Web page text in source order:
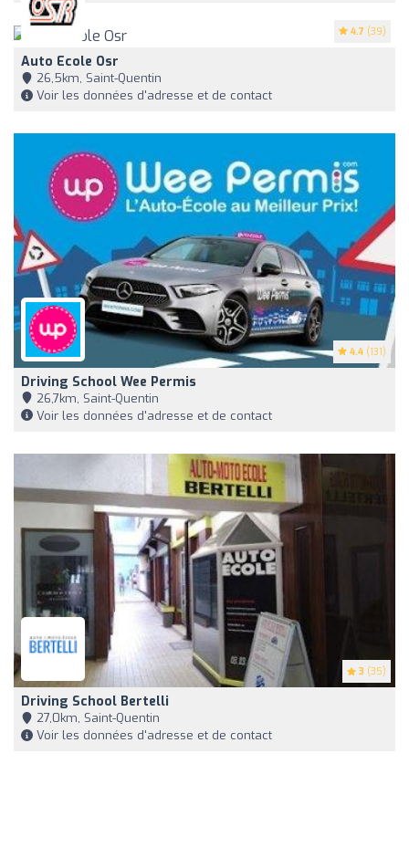
4.7 (39)
Auto Ecole Osr
26,5km, Saint-Quentin
Voir les données d'adresse et de contact
4.4 (131)
Driving School Wee Permis
26,7km, Saint-Quentin
Voir les données d'adresse et de contact
3 (35)
Driving School Bertelli
27,0km, Saint-Quentin
Voir les données d'adresse et de contact